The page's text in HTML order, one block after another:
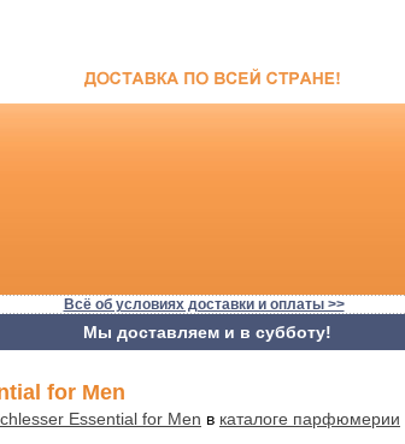
Всё об условиях доставки и оплаты >>
Мы доставляем и в субботу!
for Men
Essential for Men в каталоге парфюмерии